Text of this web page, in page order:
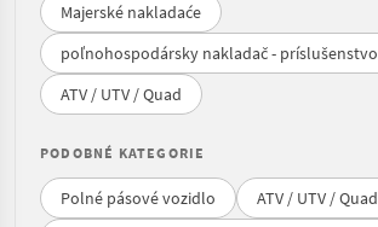
Majerské nakladaće
poľnohospodársky nakladač - príslušenstvo
ATV / UTV / Quad
PODOBNÉ KATEGORIE
Polné pásové vozidlo
ATV / UTV / Quad